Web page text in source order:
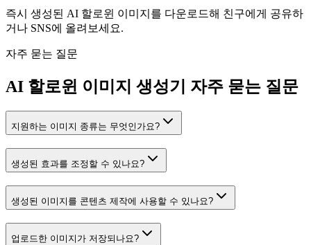
즉시 생성된 AI 할로윈 이미지를 다운로드해 친구에게 공유하
거나 SNS에 올려보세요.
자주 묻는 질문
AI 할로윈 이미지 생성기 자주 묻는 질문
지원하는 이미지 종류는 무엇인가요?
생성된 효과를 조정할 수 있나요?
생성된 이미지를 콘텐츠 제작에 사용할 수 있나요?
업로드한 이미지가 저장되나요?